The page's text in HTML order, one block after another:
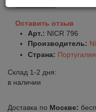
Оставить отзыв
Арт.: NICR 796
Производитель:
Страна: Португалия
Склад 1-2 дня:
в наличии
Доставка по Москве: